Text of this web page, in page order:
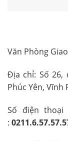
Văn Phòng
Địa chỉ: Số 26,
Phúc Yên, Vĩnh
Số điện
: